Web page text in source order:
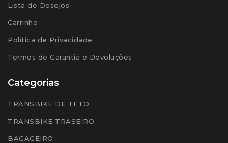
Lista de Desejos
Carrinho
Política de Privacidade
Termos de Garantia e Devoluções
Categorias
TRANSBIKE DE TETO
TRANSBIKE TRASEIRO
BAGAGEIRO